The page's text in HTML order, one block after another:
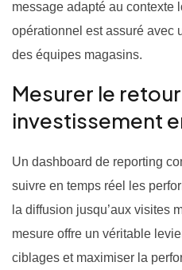
message adapté au contexte
opérationnel est assuré avec
des équipes magasins.
Mesurer le
investissement
Un dashboard de reporting
suivre en temps réel les
la diffusion jusqu’aux visites
mesure offre un véritable
ciblages et maximiser la